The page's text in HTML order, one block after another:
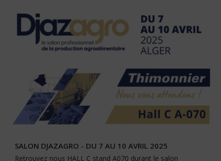
SALON DJAZAGRO - DU 7 AU 10 AVRIL 2025
Retrouvez nous HALL C stand A070 durant le salon